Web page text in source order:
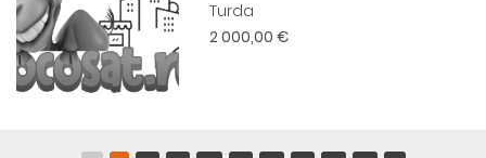
Turda
2 000,00 €